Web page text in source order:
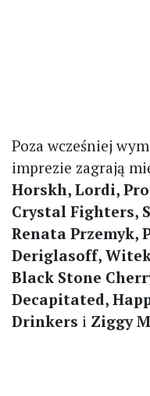
Poza wcześniej
imprezie zagrają
Horskh, Lordi,
Crystal Fighters,
Renata Przemyk,
Deriglasoff,
Black Stone
Decapitated,
Drinkers i Ziggy